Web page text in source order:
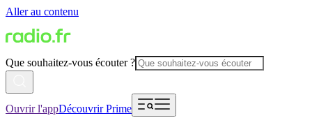
Aller au contenu
Que souhaitez-vous écouter ?
Ouvrir l'appDécouvrir Prime